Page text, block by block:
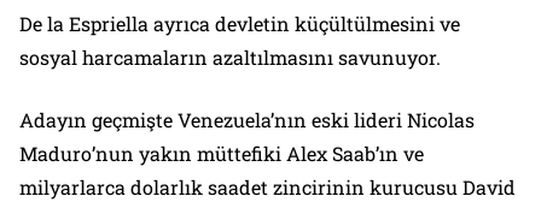
De la Espriella ayrıca devletin küçültülmesini ve
sosyal harcamaların azaltılmasını savunuyor.
Adayın geçmişte Venezuela’nın eski lideri Nicolas
Maduro’nun yakın müttefiki Alex Saab’ın ve
milyarlarca dolarlık saadet zincirinin kurucusu David